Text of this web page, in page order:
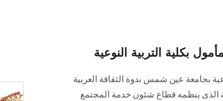
بكلية التربية النوعية
بجامعة عين شمس ندوة الثقافة العربية
الذى ينظمه قطاع شئون خدمة المجتمع